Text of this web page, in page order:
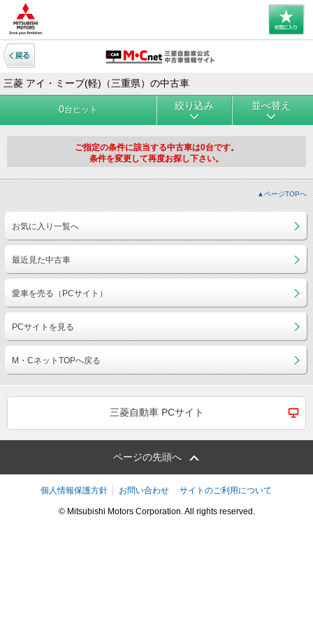
三菱 アイ・ミーブ(軽)（三重県）の中古車
0台ヒット 絞り込み 並べ替え
ご指定の条件に該当する中古車は0台です。
条件を変更して再度お探し下さい。
▲ページTOPへ
お気に入り一覧へ
最近見た中古車
愛車を売る（PCサイト）
PCサイトを見る
M・CネットTOPへ戻る
三菱自動車 PCサイト
ページの先頭へ
個人情報保護方針 お問い合わせ サイトのご利用について
© Mitsubishi Motors Corporation. All rights reserved.